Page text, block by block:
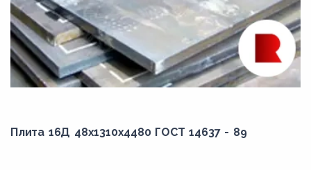
Плита 16Д 48x1310x4480 ГОСТ 14637 - 89